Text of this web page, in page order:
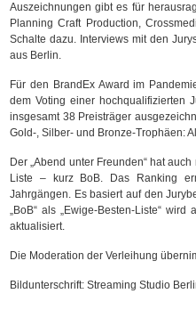
Auszeichnungen gibt es für
Planning Craft Production,
Schalte dazu. Interviews mit den
aus Berlin.
Für den BrandEx Award im
dem Voting einer hochqualifizierten
insgesamt 38 Preisträger
Gold-, Silber- und Bronze-Trophäen:
Der „Abend unter Freunden“ hat
Liste – kurz BoB. Das Ranking
Jahrgängen. Es basiert auf den
„BoB“ als „Ewige-Besten-Liste“
aktualisiert.
Die Moderation der Verleihung
Bildunterschrift: Streaming Studio